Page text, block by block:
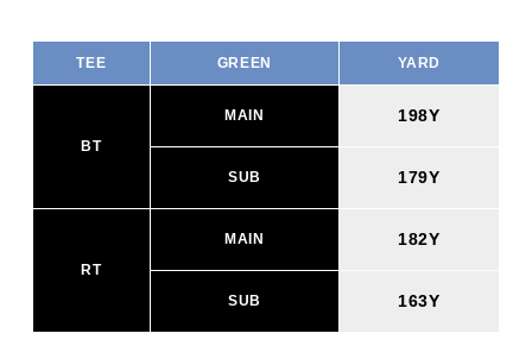
TEE GREEN YARD
BT
MAIN 198Y
SUB 179Y
RT
MAIN 182Y
SUB 163Y